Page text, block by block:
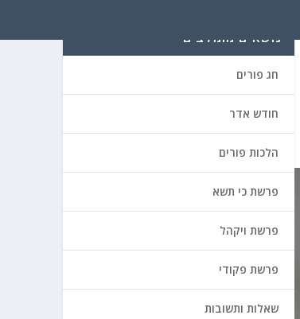
נושאים מומלצים
חג פורים
חודש אדר
הלכות פורים
פרשת כי תשא
פרשת ויקהל
פרשת פקודי
שאלות ותשובות